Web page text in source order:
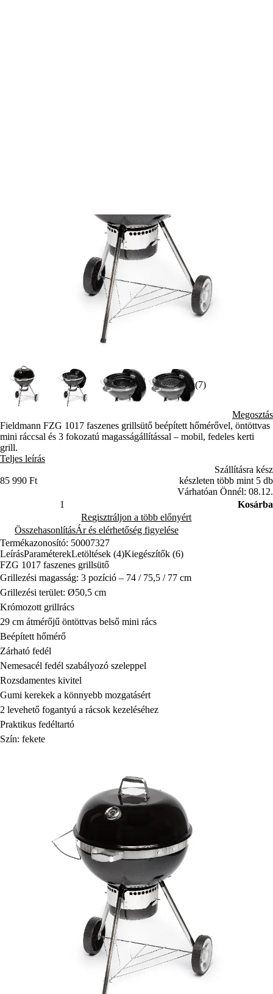
(7)
Megosztás
Fieldmann FZG 1017 faszenes grillsütő beépített hőmérővel, öntöttvas
mini ráccsal és 3 fokozatú magasságállítással – mobil, fedeles kerti
grill.
Teljes leírás
85 990 Ft
Szállításra kész
készleten több mint 5 db
Várhatóan Önnél: 08.12.
Kosárba
Regisztráljon a több előnyért
ÖsszehasonlításÁr és elérhetőség figyelése
Termékazonosító: 50007327
LeírásParaméterekLetöltések (4)Kiegészítők (6)
FZG 1017 faszenes grillsütő
Grillezési magasság: 3 pozíció – 74 / 75,5 / 77 cm
Grillezési terület: Ø50,5 cm
Krómozott grillrács
29 cm átmérőjű öntöttvas belső mini rács
Beépített hőmérő
Zárható fedél
Nemesacél fedél szabályozó szeleppel
Rozsdamentes kivitel
Gumi kerekek a könnyebb mozgatásért
2 levehető fogantyú a rácsok kezeléséhez
Praktikus fedéltartó
Szín: fekete